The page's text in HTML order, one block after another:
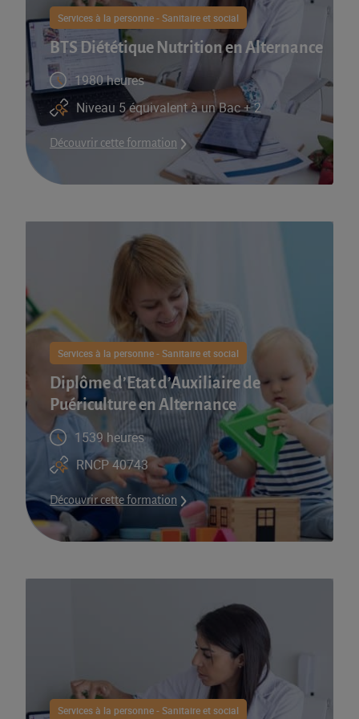
Services à la personne - Sanitaire et social
BTS Diététique Nutrition en Alternance
1980 heures
Niveau 5 équivalent à un Bac + 2
Découvrir cette formation
Services à la personne - Sanitaire et social
Diplôme d’Etat d’Auxiliaire de
Puériculture en Alternance
1539 heures
RNCP 40743
Découvrir cette formation
Services à la personne - Sanitaire et social